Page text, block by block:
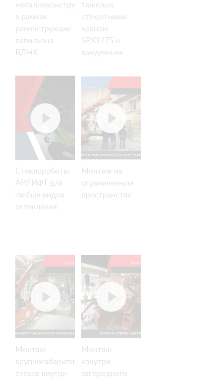
металлоконструкций
в рамках
реконструкции
павильона
ВДНХ
тяжёлых
стёкол мини-
краном
SPX1275 и
вакуумным
ARLIFTER GS-
Стеклороботы
АРЛИФТ для
любых видов
остекления
Монтаж на
ограниченном
пространстве
Монтаж
крупногабаритного
стекла внутри
Монтаж
изнутри
загородного